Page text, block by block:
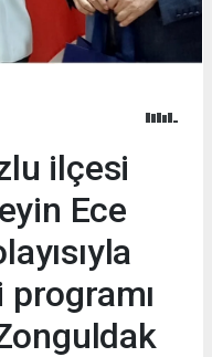
ilçesi
Ece